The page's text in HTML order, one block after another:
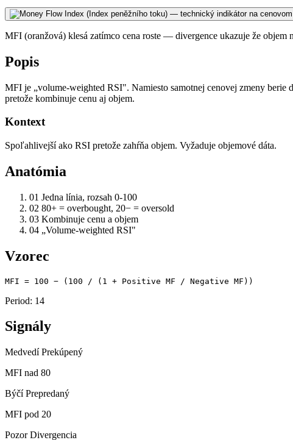
MFI (oranžová) klesá zatímco cena roste — divergence ukazuje že
Popis
MFI je „volume-weighted RSI". Namiesto samotnej cenovej zmeny
pretože kombinuje cenu aj objem.
Kontext
Spoľahlivejší ako RSI pretože zahŕňa objem. Vyžaduje objemové dáta.
Anatómia
01 Jedna línia, rozsah 0-100
02 80+ = overbought, 20− = oversold
03 Kombinuje cenu a objem
04 „Volume-weighted RSI"
Vzorec
MFI = 100 − (100 / (1 + Positive MF / Negative MF))
Period: 14
Signály
MedvedíPrekúpený
MFI nad 80
BýčíPrepredaný
MFI pod 20
PozorDivergencia